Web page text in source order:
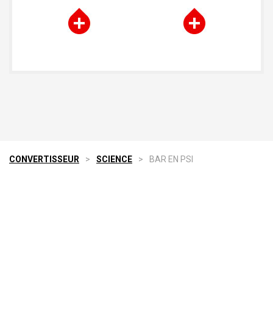
CONVERTISSEUR > SCIENCE > BAR EN PSI